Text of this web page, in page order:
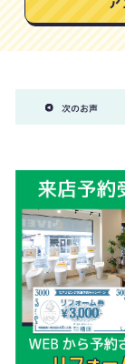
次のお声